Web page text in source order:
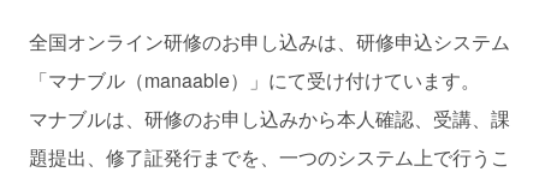
全国オンライン研修のお申し込みは、研修申込システム
「マナブル（manaable）」にて受け付けています。
マナブルは、研修のお申し込みから本人確認、受講、課
題提出、修了証発行までを、一つのシステム上で行うこ